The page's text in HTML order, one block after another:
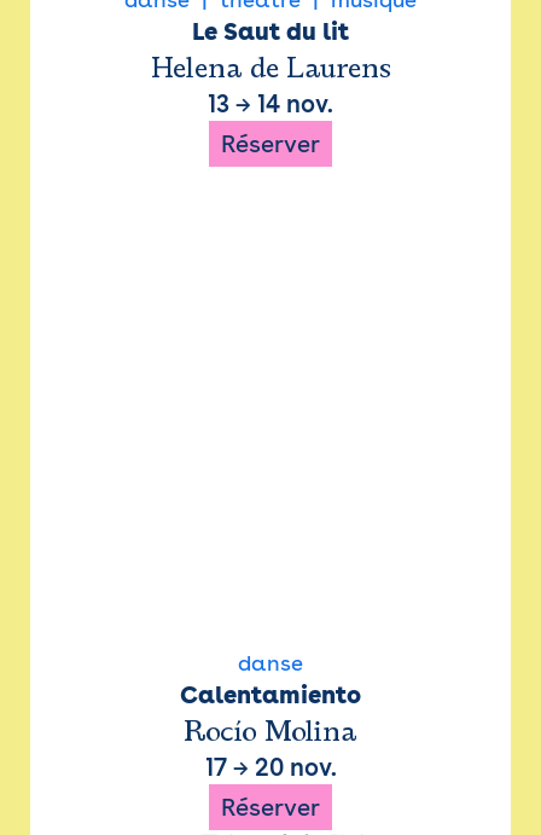
Le Saut du lit
Helena de Laurens
13 → 14 nov.
Réserver
danse
Calentamiento
Rocío Molina
17→ 20 nov.
Réserver